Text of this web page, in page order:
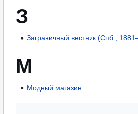
З
Заграничный вестник (Спб.,
М
Модный магазин